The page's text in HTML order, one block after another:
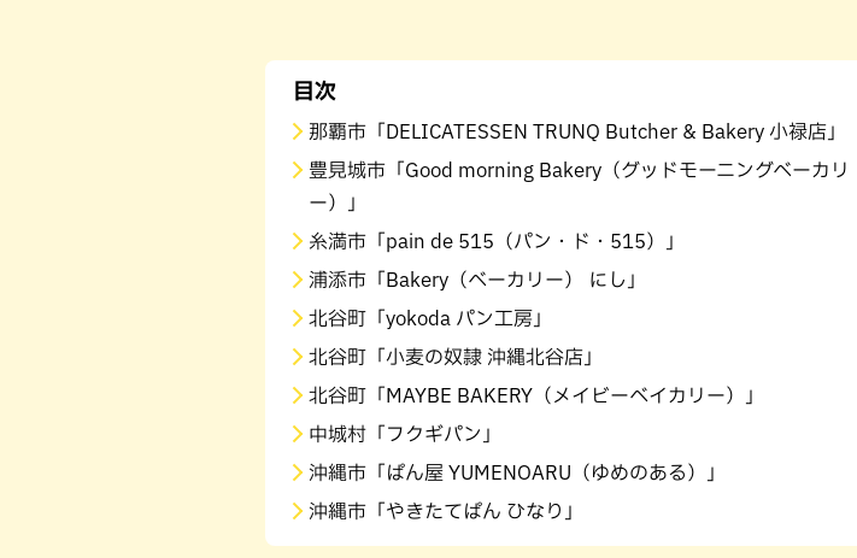
目次
那覇市「DELICATESSEN TRUNQ Butcher & Bakery 小禄店」
豊見城市「Good morning Bakery（グッドモーニングベーカリ
ー）」
糸満市「pain de 515（パン・ド・515）」
浦添市「Bakery（ベーカリー） にし」
北谷町「yokoda パン工房」
北谷町「小麦の奴隷 沖縄北谷店」
北谷町「MAYBE BAKERY（メイビーベイカリー）」
中城村「フクギパン」
沖縄市「ぱん屋 YUMENOARU（ゆめのある）」
沖縄市「やきたてぱん ひなり」